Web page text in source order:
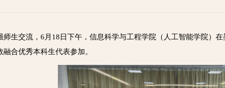
师生交流，6月18日下午，信息科学与工程学院（人工智能学院）
合优秀本科生代表参加。